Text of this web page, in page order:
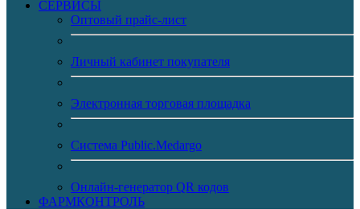
CЕРВИСЫ
Оптовый прайс-лист
Личный кабинет покупателя
Электронная торговая площадка
Система Public.Medargo
Онлайн-генератор QR кодов
ФАРМКОНТРОЛЬ